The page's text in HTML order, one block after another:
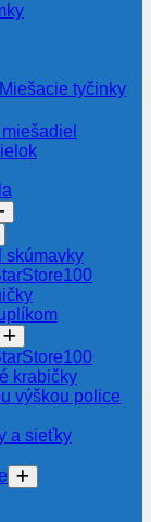
tyčinky
skúmavky
krabičky
výškou police
a sieťky